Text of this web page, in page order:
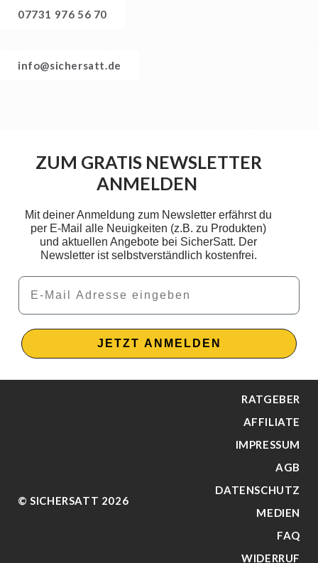
07731 976 56 70
info@sichersatt.de
ZUM GRATIS NEWSLETTER
ANMELDEN
Mit deiner Anmeldung zum Newsletter erfährst du
per E-Mail alle Neuigkeiten (z.B. zu Produkten)
und aktuellen Angebote bei SicherSatt. Der
Newsletter ist selbstverständlich kostenfrei.
Email
JETZT ANMELDEN
© SICHERSATT 2026
RATGEBER
AFFILIATE
IMPRESSUM
AGB
DATENSCHUTZ
MEDIEN
FAQ
WIDERRUF